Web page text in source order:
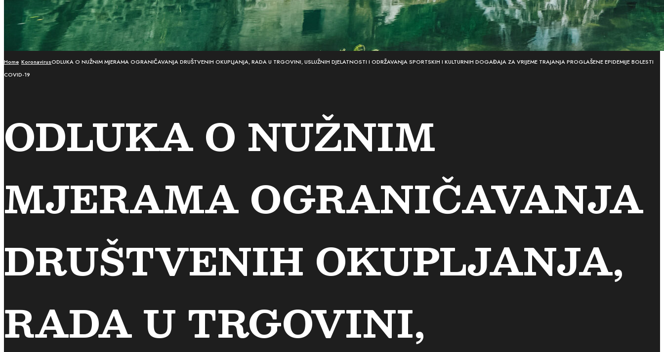
Home KoronavirusODLUKA O NUŽNIM MJERAMA OGRANIČAVANJA DRUŠTVENIH OKUPLJANJA, RADA U TRGOVINI, USLUŽNIH DJELATNOSTI I ODRŽAVANJA SPORTSKIH I KULTURNIH DOGAĐAJA ZA VRIJEME TRAJANJA PROGLAŠENE EPIDEMIJE BOLESTI
COVID-19
ODLUKA O NUŽNIM
MJERAMA OGRANIČAVANJA
DRUŠTVENIH OKUPLJANJA,
RADA U TRGOVINI,